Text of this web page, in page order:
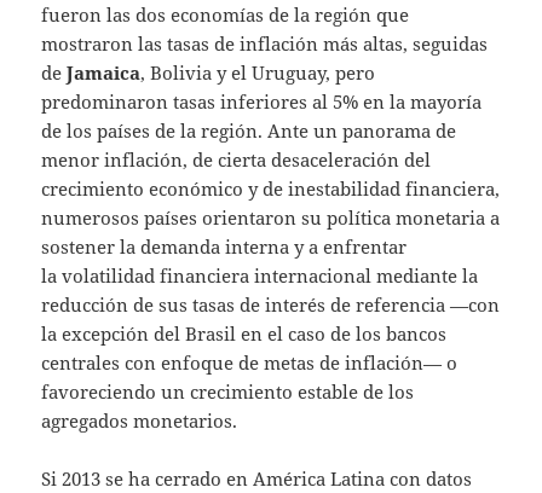
fueron las dos economías de la región que
mostraron las tasas de inflación más altas, seguidas
de Jamaica, Bolivia y el Uruguay, pero
predominaron tasas inferiores al 5% en la mayoría
de los países de la región. Ante un panorama de
menor inflación, de cierta desaceleración del
crecimiento económico y de inestabilidad financiera,
numerosos países orientaron su política monetaria a
sostener la demanda interna y a enfrentar
la volatilidad financiera internacional mediante la
reducción de sus tasas de interés de referencia —con
la excepción del Brasil en el caso de los bancos
centrales con enfoque de metas de inflación— o
favoreciendo un crecimiento estable de los
agregados monetarios.
Si 2013 se ha cerrado en América Latina con datos